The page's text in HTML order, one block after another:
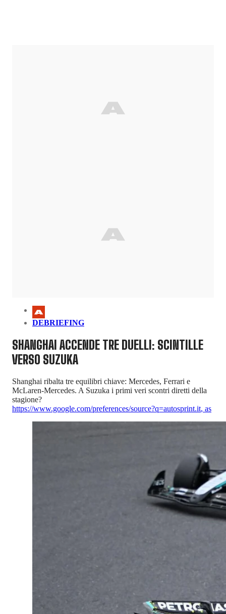
DEBRIEFING
SHANGHAI ACCENDE TRE DUELLI: SCINTILLE
VERSO SUZUKA
Shanghai ribalta tre equilibri chiave: Mercedes, Ferrari e
McLaren-Mercedes. A Suzuka i primi veri scontri diretti della
stagione?
https://www.google.com/preferences/source?q=autosprint.it, as